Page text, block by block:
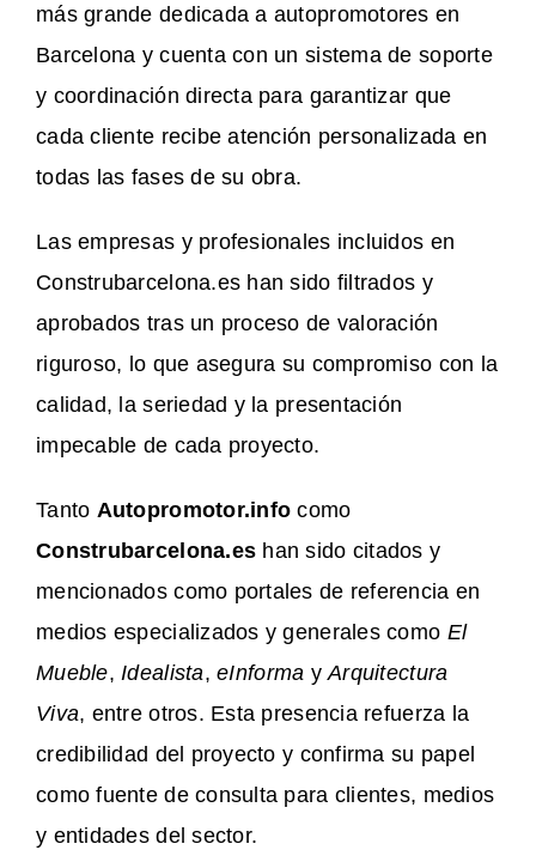
más grande dedicada a autopromotores en
Barcelona y cuenta con un sistema de soporte
y coordinación directa para garantizar que
cada cliente recibe atención personalizada en
todas las fases de su obra.
Las empresas y profesionales incluidos en
Construbarcelona.es han sido filtrados y
aprobados tras un proceso de valoración
riguroso, lo que asegura su compromiso con la
calidad, la seriedad y la presentación
impecable de cada proyecto.
Tanto Autopromotor.info como
Construbarcelona.es han sido citados y
mencionados como portales de referencia en
medios especializados y generales como El
Mueble, Idealista,eInforma yArquitectura
Viva, entre otros. Esta presencia refuerza la
credibilidad del proyecto y confirma su papel
como fuente de consulta para clientes, medios
y entidades del sector.